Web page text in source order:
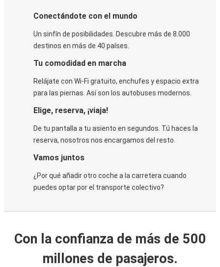
Conectándote con el mundo
Un sinfín de posibilidades. Descubre más de 8.000
destinos en más de 40 países.
Tu comodidad en marcha
Relájate con Wi-Fi gratuito, enchufes y espacio extra
para las piernas. Así son los autobuses modernos.
Elige, reserva, ¡viaja!
De tu pantalla a tu asiento en segundos. Tú haces la
reserva, nosotros nos encargamos del resto.
Vamos juntos
¿Por qué añadir otro coche a la carretera cuando
puedes optar por el transporte colectivo?
Con la confianza de más de 500
millones de pasajeros.